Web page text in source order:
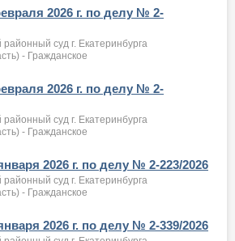
2026 г. по делу № 2-
суд г. Екатеринбурга
- Гражданское
2026 г. по делу № 2-
суд г. Екатеринбурга
- Гражданское
2026 г. по делу № 2-223/2026
суд г. Екатеринбурга
- Гражданское
2026 г. по делу № 2-339/2026